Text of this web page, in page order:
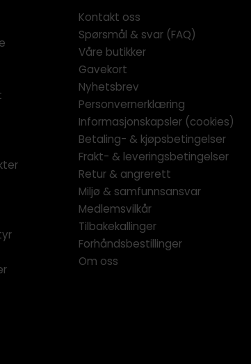
Kontakt oss
Spørsmål & svar (FAQ)
Våre butikker
Gavekort
Nyhetsbrev
Personvernerklæring
Informasjonskapsler (cookies)
Betaling- & kjøpsbetingelser
Frakt- & leveringsbetingelser
Retur & angrerett
Miljø & samfunnsansvar
Medlemsvilkår
Tilbakekallinger
Forhåndsbestillinger
Om oss